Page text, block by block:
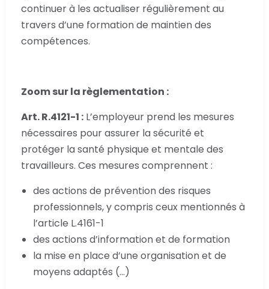
continuer à les actualiser régulièrement au
travers d’une formation de maintien des
compétences.
Zoom sur la règlementation :
Art. R.4121-1 : L’employeur prend les mesures
nécessaires pour assurer la sécurité et
protéger la santé physique et mentale des
travailleurs. Ces mesures comprennent :
des actions de prévention des risques
professionnels, y compris ceux mentionnés à
l’article L.4161-1
des actions d’information et de formation
la mise en place d’une organisation et de
moyens adaptés (…)